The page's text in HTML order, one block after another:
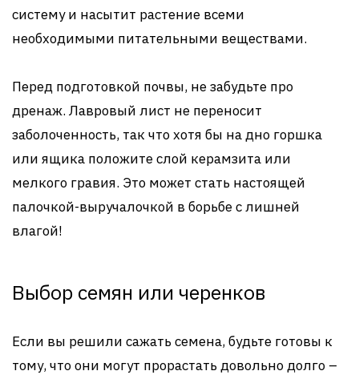
систему и насытит растение всеми
необходимыми питательными веществами.
Перед подготовкой почвы, не забудьте про
дренаж. Лавровый лист не переносит
заболоченность, так что хотя бы на дно горшка
или ящика положите слой керамзита или
мелкого гравия. Это может стать настоящей
палочкой-выручалочкой в борьбе с лишней
влагой!
Выбор семян или черенков
Если вы решили сажать семена, будьте готовы к
тому, что они могут прорастать довольно долго –